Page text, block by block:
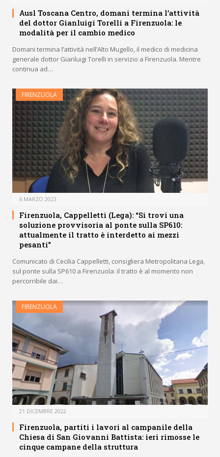
Ausl Toscana Centro, domani termina l’attività
del dottor Gianluigi Torelli a Firenzuola: le
modalità per il cambio medico
Domani termina l’attività nell’Alto Mugello, il medico di medicina
generale dottor Gianluigi Torelli in servizio a Firenzuola. Mentre
continua ad…
FIRENZUOLA
6 MARZO 2023
Firenzuola, Cappelletti (Lega): “Si trovi una
soluzione provvisoria al ponte sulla SP610:
attualmente il tratto è interdetto ai mezzi
pesanti”
Comunicato di Cecilia Cappelletti, consigliera Metropolitana Lega,
sul ponte sulla SP610 a Firenzuola: il tratto è al momento non
percorribile dai…
FIRENZUOLA
21 DICEMBRE 2022
Firenzuola, partiti i lavori al campanile della
Chiesa di San Giovanni Battista: ieri rimosse le
cinque campane della struttura